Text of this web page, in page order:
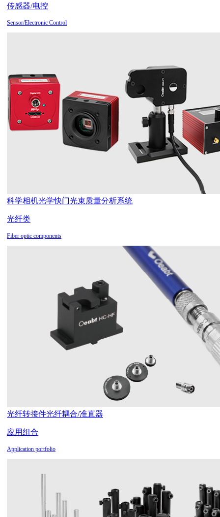
传感器/电控
Sensor/Electronic Control
科学相机光学快门光束质量分析系统
光纤类
Fiber optic components
光纤转接件光纤耦合/准直器
应用组合
Application portfolio